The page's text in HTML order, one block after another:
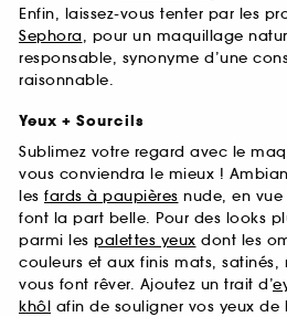
Enfin, laissez-vous tenter par les
Sephora, pour un maquillage
responsable, synonyme d’une
raisonnable.
Yeux + Sourcils
Sublimez votre regard avec le
vous conviendra le mieux !
les fards à paupières nude, en vue
font la part belle. Pour des looks
parmi les palettes yeux dont les
couleurs et aux finis mats, satinés,
vous font rêver. Ajoutez un trait d’
khôl afin de souligner vos yeux de